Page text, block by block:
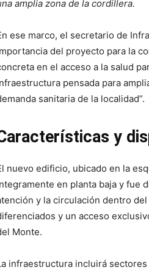
amplia zona de la cordillera.
ese marco, el secretario de
del proyecto para la
en el acceso a la salud
pensada para
sanitaria de la localidad”.
y
nuevo edificio, ubicado en la
en planta baja y fue
y la circulación dentro
y un acceso
Monte.
infraestructura incluirá